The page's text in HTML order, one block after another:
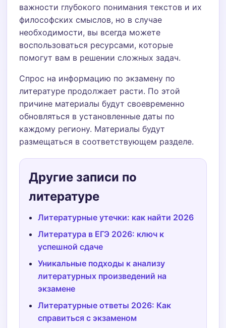
важности глубокого понимания текстов и их
философских смыслов, но в случае
необходимости, вы всегда можете
воспользоваться ресурсами, которые
помогут вам в решении сложных задач.
Спрос на информацию по экзамену по
литературе продолжает расти. По этой
причине материалы будут своевременно
обновляться в установленные даты по
каждому региону. Материалы будут
размещаться в соответствующем разделе.
Другие записи по
литературе
Литературные утечки: как найти 2026
Литература в ЕГЭ 2026: ключ к
успешной сдаче
Уникальные подходы к анализу
литературных произведений на
экзамене
Литературные ответы 2026: Как
справиться с экзаменом